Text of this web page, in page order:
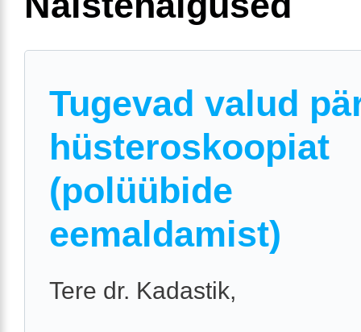
Tugevad valud
hüsteroskoopiat
(polüübide
eemaldamist)
Tere dr. Kadastik,